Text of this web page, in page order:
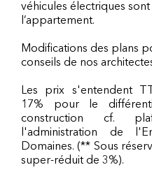
véhicules électriques
l’appartement.
Modifications des plans
conseils de nos
Les prix s'entendent
17% pour le
construction cf.
l'administration de
Domaines. (** Sous
super-réduit de 3%).